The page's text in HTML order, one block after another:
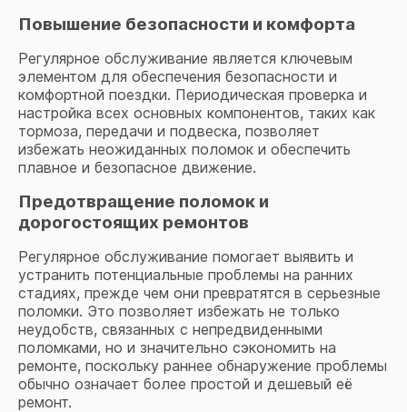
путем отправки смс-сообщения на номер, указанный
при сдаче велосипеда на сервис. Важно! Велосипед
бесплатно хранится в мастерской 4 дня. По
завершении бесплатного срока стоимость хранения
составляет 5 BYN/день.
Повышение безопасности и комфорта
Регулярное обслуживание является ключевым
элементом для обеспечения безопасности и
комфортной поездки. Периодическая проверка и
настройка всех основных компонентов, таких как
тормоза, передачи и подвеска, позволяет
избежать неожиданных поломок и обеспечить
плавное и безопасное движение.
Предотвращение поломок и
дорогостоящих ремонтов
Регулярное обслуживание помогает выявить и
устранить потенциальные проблемы на ранних
стадиях, прежде чем они превратятся в серьезные
поломки. Это позволяет избежать не только
неудобств, связанных с непредвиденными
поломками, но и значительно сэкономить на
ремонте, поскольку раннее обнаружение проблемы
обычно означает более простой и дешевый её
ремонт.